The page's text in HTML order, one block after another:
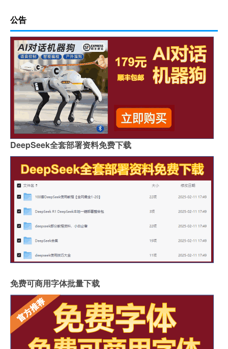
公告
DeepSeek全套部署资料免费下载
免费可商用字体批量下载